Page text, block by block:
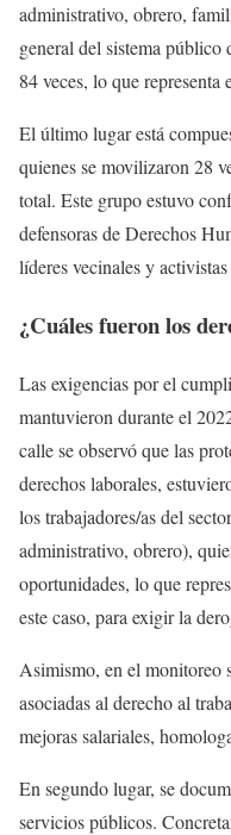
administrativo, obrero,
general del sistema público
84 veces, lo que
El último lugar está
quienes se movilizaron 28
total. Este grupo estuvo
defensoras de Derechos
líderes vecinales y
¿Cuáles fueron los
Las exigencias por el
mantuvieron durante el
calle se observó que las
derechos laborales,
los trabajadores/as del
administrativo, obrero),
oportunidades, lo que
este caso, para exigir la
Asimismo, en el monitoreo
asociadas al derecho al
mejoras salariales,
En segundo lugar, se
servicios públicos.